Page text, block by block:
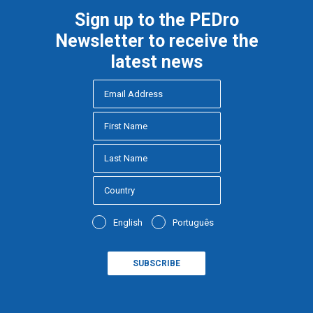
Sign up to the PEDro
Newsletter to receive the
latest news
English Português